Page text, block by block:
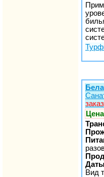
Вид